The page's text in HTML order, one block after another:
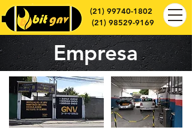
(21) 99740-1802
(21) 98529-9169
Empresa